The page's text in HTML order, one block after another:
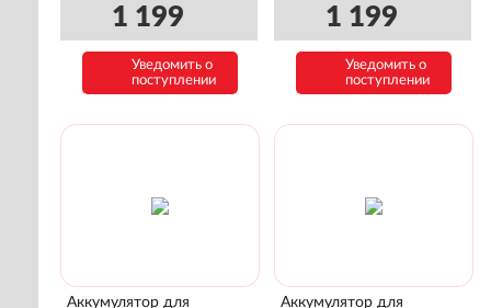
1 199
Уведомить о
поступлении
1 199
Уведомить о
поступлении
Аккумулятор для
Аккумулятор для